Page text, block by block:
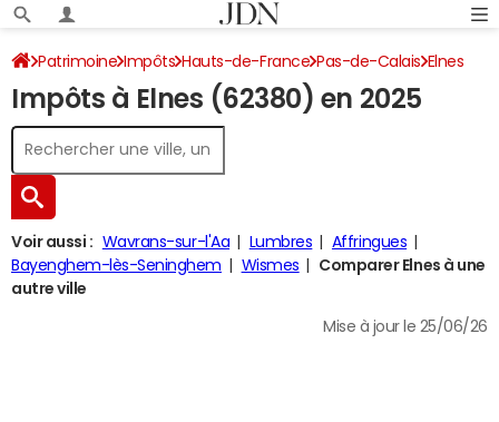
Patrimoine Impôts Hauts-de-France Pas-de-Calais Elnes
Impôt sur le revenu
Impôts à Elnes (62380) en 2025
Voir aussi : Wavrans-sur-l'Aa Lumbres
Affringues
Bayenghem-lès-Seninghem
Wismes
Comparer Elnes à une
autre ville
Mise à jour le 25/06/26